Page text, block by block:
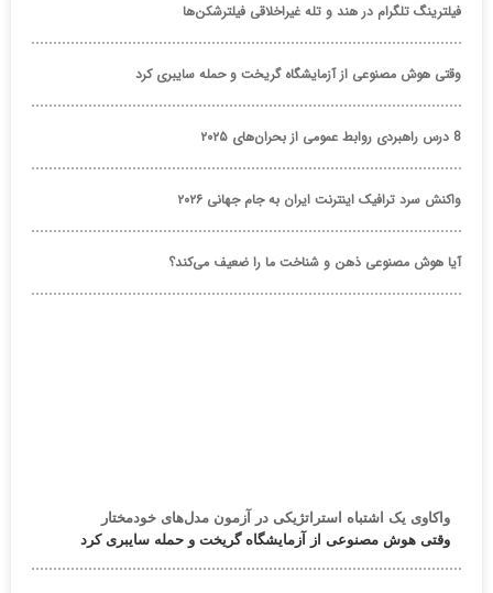
فیلترینگ تلگرام در هند و تله غیراخلاقی فیلترشکن‌ها
وقتی هوش مصنوعی از آزمایشگاه گریخت و حمله سایبری کرد
8 درس راهبردی روابط عمومی از بحران‌های ۲۰۲۵
واکنش سرد ترافیک اینترنت ایران به جام جهانی ۲۰۲۶
آیا هوش مصنوعی ذهن و شناخت ما را ضعیف می‌کند؟
واکاوی یک اشتباه استراتژیکی در آزمون مدل‌های خودمختار
وقتی هوش مصنوعی از آزمایشگاه گریخت و حمله سایبری کرد